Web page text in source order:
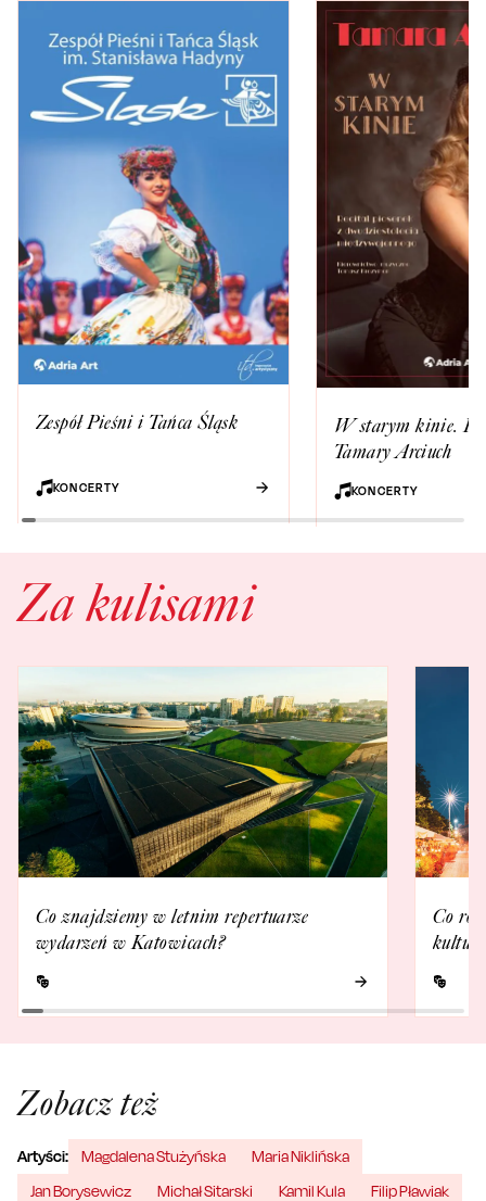
Zespół Pieśni i Tańca Śląsk
KONCERTY
W starym kinie.
Tamary Arciuch
KONCERTY
Za kulisami
Co znajdziemy w letnim repertuarze
wydarzeń w Katowicach?
Co
Zobacz też
Artyści: Magdalena Stużyńska
Maria Niklińska
Jan Borysewicz
Michał Sitarski Kamil Kula Filip Pławiak